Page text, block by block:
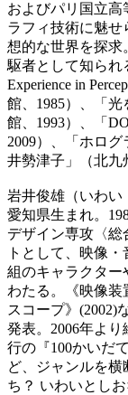
およびパリ国立
ラフィ技術に魅せ
想的な世界を探求
駆者として知られ
Experience in
館、1985）、「
館、1993）、「
2009）、「ホロ
井勢津子」（北九
岩井俊雄（いわい
愛知県生まれ。
デザイン専攻〈総
トとして、映像
組のキャラクター
わたる。《映像装
スコープ》(2002)
発表。2006年より
行の『100かいだ
ど、ジャンルを
ち？ いわいとし